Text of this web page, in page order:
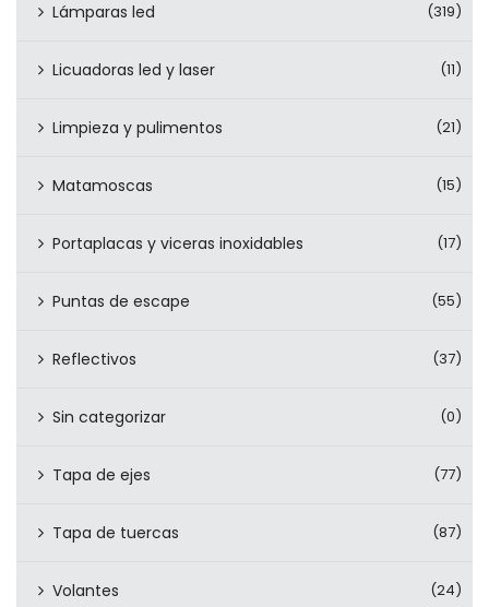
Lámparas led (319)
Licuadoras led y laser (11)
Limpieza y pulimentos (21)
Matamoscas (15)
Portaplacas y viceras inoxidables (17)
Puntas de escape (55)
Reflectivos (37)
Sin categorizar (0)
Tapa de ejes (77)
Tapa de tuercas (87)
Volantes (24)